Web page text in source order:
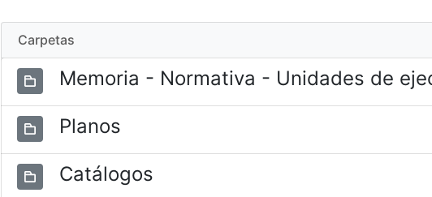
Carpetas
Memoria - Normativa - Unidades de
Planos
Catálogos